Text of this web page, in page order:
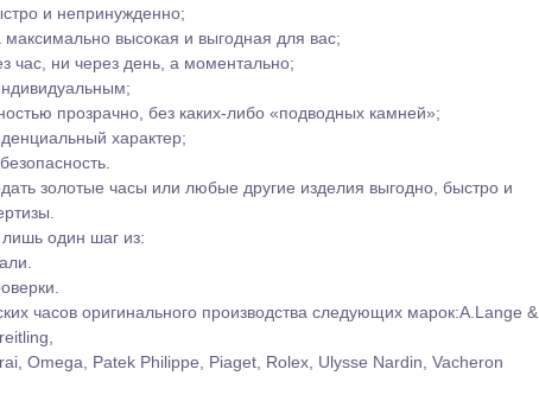
и непринужденно;
максимально высокая и выгодная для вас;
час, ни через день, а моментально;
прозрачно, без каких-либо «подводных камней»;
характер;
золотые часы или любые другие изделия выгодно, быстро и
лишь один шаг из:
часов оригинального производства следующих марок:A.Lange &
Omega, Patek Philippe, Piaget, Rolex, Ulysse Nardin, Vacheron